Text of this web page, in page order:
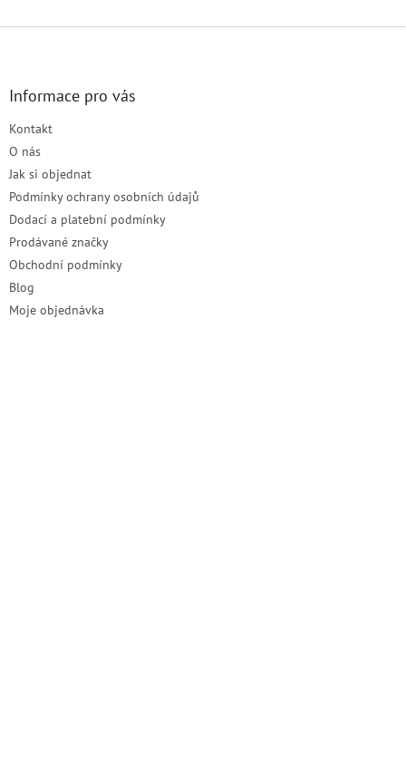
Informace pro vás
Kontakt
O nás
Jak si objednat
Podmínky ochrany osobních údajů
Dodací a platební podmínky
Prodávané značky
Obchodní podmínky
Blog
Moje objednávka